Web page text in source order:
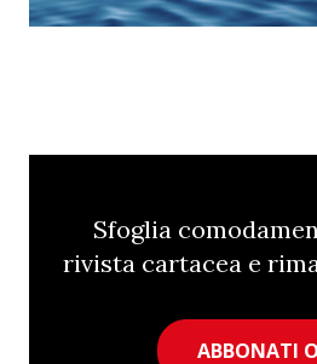
Sfoglia
rivista cartacea e
ABBONATI